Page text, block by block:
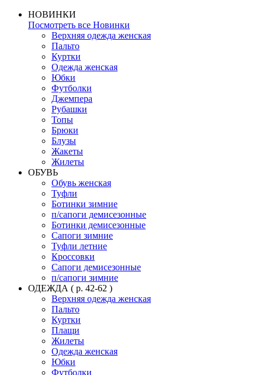
НОВИНКИ
Посмотреть все Новинки
Верхняя одежда женская
Пальто
Куртки
Одежда женская
Юбки
Футболки
Джемпера
Рубашки
Топы
Брюки
Блузы
Жакеты
Жилеты
ОБУВЬ
Обувь женская
Туфли
Ботинки зимние
п/сапоги демисезонные
Ботинки демисезонные
Сапоги зимние
Туфли летние
Кроссовки
Сапоги демисезонные
п/сапоги зимние
ОДЕЖДА ( р. 42-62 )
Верхняя одежда женская
Пальто
Куртки
Плащи
Жилеты
Одежда женская
Юбки
Футболки